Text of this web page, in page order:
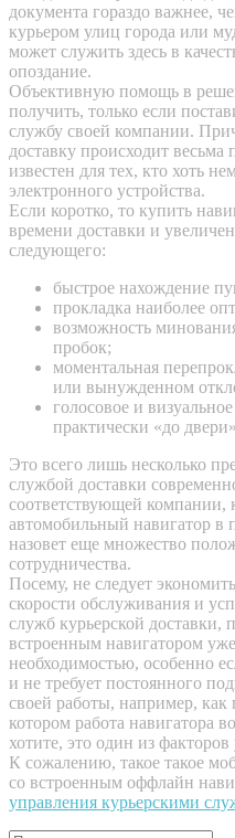
документа гораздо важнее,
курьером улиц города или
может служить здесь в
опоздание.
Объективную помощь в
получить, только если
службу своей компании.
доставку происходит
известен для тех, кто хоть
электронного устройства.
Если коротко, то купить
времени доставки и
следующего:
быстрое нахождение
прокладка наиболее
возможность
пробок;
моментальная
или вынужденном
голосовое и
практически «до
Это всего лишь несколько
службой доставки
соответствующей компании,
автомобильный навигатор в
назовет еще множество
сотрудничества.
Посему, не следует
скорости обслуживания и
служб курьерской доставки,
встроенным навигатором
необходимостью, особенно
и не требует постоянного
своей работы, например,
котором работа навигатора
хотите, это один из
К сожалению, такое такое
со встроенным оффлайн
управления курьерскими